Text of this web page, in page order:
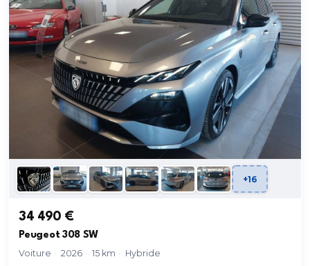
+16
34 490 €
Peugeot 308 SW
Voiture · 2026 · 15 km · Hybride